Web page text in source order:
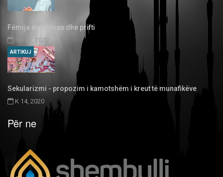
Fëmija musliman dhe prifti
SH 03, 2020
Sekularizmi - propozim i kamotshëm i kreut të munafikëve
K 14, 2020
ARTIKUJ
Për ne